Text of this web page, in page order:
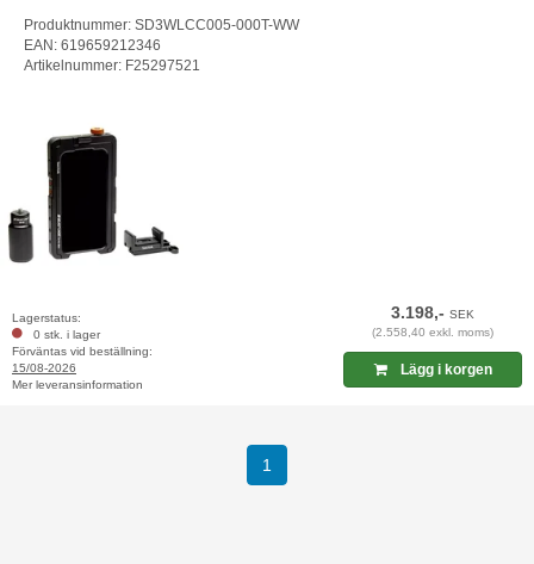
Produktnummer: SD3WLCC005-000T-WW
EAN: 619659212346
Artikelnummer: F25297521
Lagerstatus:
0 stk. i lager
Förväntas vid beställning:
15/08-2026
Mer leveransinformation
3.198,-SEK
(2.558,40 exkl. moms)
Lägg i korgen
1